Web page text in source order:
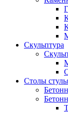
Скульптура
Столы